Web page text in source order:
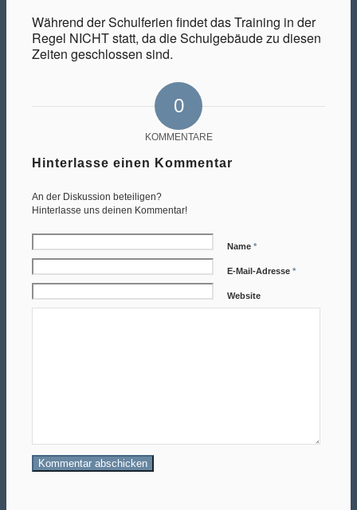
Während der Schulferien findet das Training in der
Regel NICHT statt, da die Schulgebäude zu diesen
Zeiten geschlossen sind.
0
KOMMENTARE
Hinterlasse einen Kommentar
An der Diskussion beteiligen?
Hinterlasse uns deinen Kommentar!
Name*
E-Mail-Adresse*
Website